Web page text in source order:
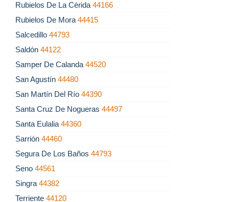
Rubielos De La Cérida 44166
Rubielos De Mora 44415
Salcedillo 44793
Saldón 44122
Samper De Calanda 44520
San Agustín 44480
San Martín Del Río 44390
Santa Cruz De Nogueras 44497
Santa Eulalia 44360
Sarrión 44460
Segura De Los Baños 44793
Seno 44561
Singra 44382
Terriente 44120